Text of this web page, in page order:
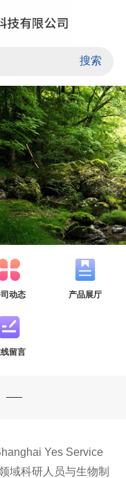
搜索
动态 产品展厅
留言
Yes Service
域科研人员与生物制